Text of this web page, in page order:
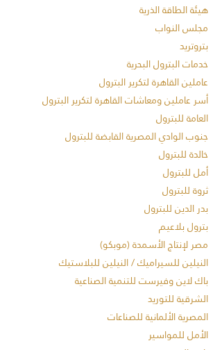
هيئة الطاقة الذرية
مجلس النواب
بتروتريد
خدمات البترول البحرية
عاملين القاهرة لتكرير البترول
أسر عاملين ومعاشات القاهرة لتكرير البترول
العامة للبترول
جنوب الوادي المصرية القابضة للبترول
خالدة للبترول
أمل للبترول
ثروة للبترول
بدر الدين للبترول
بترول بلاعيم
مصر لإنتاج الأسمدة (موبكو)
النيلين للسيراميك / النيلين للبلاستيك
باك لاين وفيرست للتنمية الصناعية
الشرقية للتوريد
المصرية الألمانية للصناعات
الأمل للمواسير